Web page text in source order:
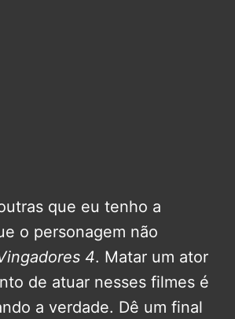
que eu tenho a
o personagem não
4. Matar um ator
de atuar nesses filmes é
a verdade. Dê um final